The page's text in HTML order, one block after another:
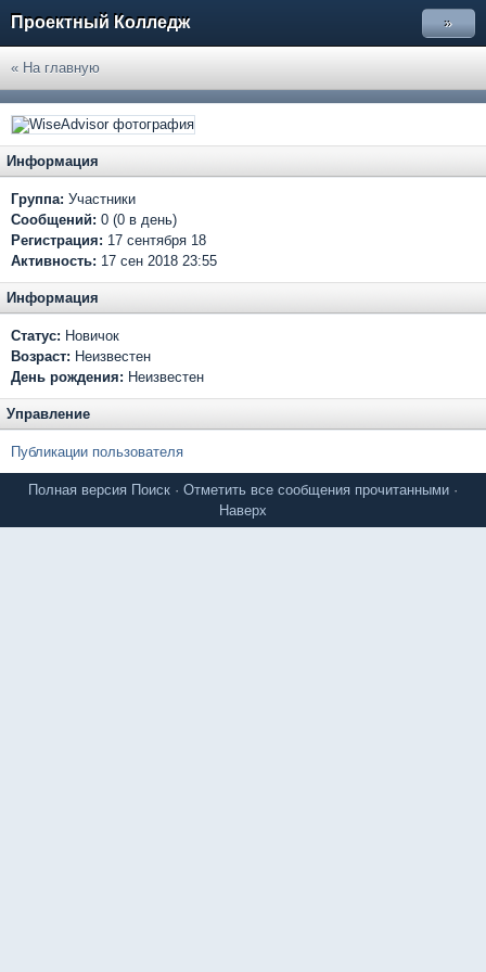
Проектный Колледж »
« На главную
Информация
Группа: Участники
Сообщений: 0 (0 в день)
Регистрация: 17 сентября 18
Активность: 17 сен 2018 23:55
Информация
Статус: Новичок
Возраст: Неизвестен
День рождения: Неизвестен
Управление
Публикации пользователя
Полная версия Поиск · Отметить все сообщения прочитанными ·
Наверх